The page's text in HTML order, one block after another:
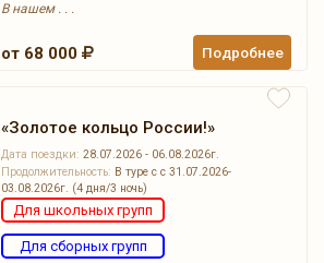
В нашем . . .
от 68 000 Подробнее
«Золотое кольцо России!»
Дата поездки: 28.07.2026 - 06.08.2026г.
Продолжительность: В туре с с 31.07.2026-
03.08.2026г. (4 дня/3 ночь)
Для школьных групп
Для сборных групп